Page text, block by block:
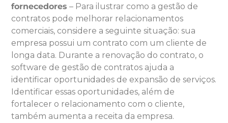
fornecedores – Para ilustrar como a gestão de
contratos pode melhorar relacionamentos
comerciais, considere a seguinte situação: sua
empresa possui um contrato com um cliente de
longa data. Durante a renovação do contrato, o
software de gestão de contratos ajuda a
identificar oportunidades de expansão de serviços.
Identificar essas oportunidades, além de
fortalecer o relacionamento com o cliente,
também aumenta a receita da empresa.